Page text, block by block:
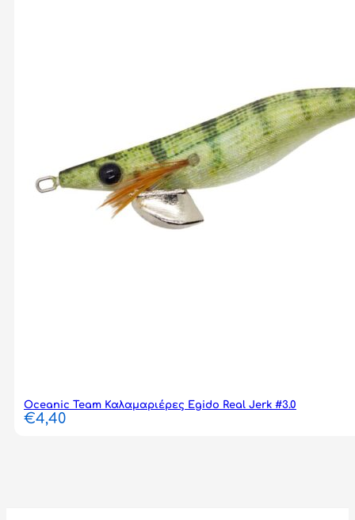
Oceanic Team Καλαμαριέρες Egido Real Jerk #3.0
€4,40